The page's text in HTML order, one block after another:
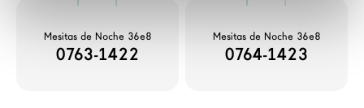
Mesitas de Noche 36e8
0763-1422
Mesitas de Noche 36e8
0764-1423